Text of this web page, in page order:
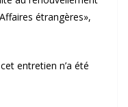
étrangères»,
entretien n’a été